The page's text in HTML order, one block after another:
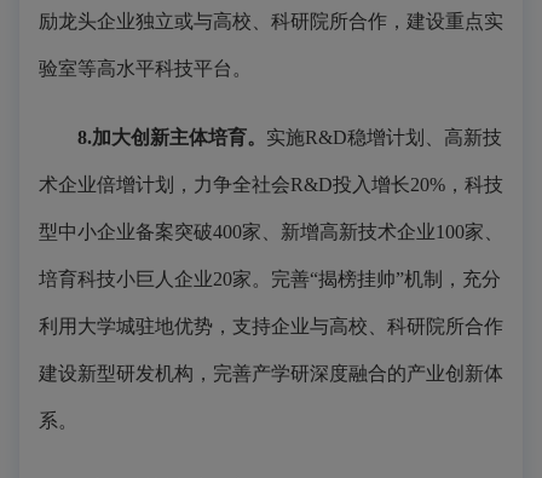
励龙头企业独立或与高校、科研院所合作，建设重点实
验室等高水平科技平台。
8.加大创新主体培育。 实施R&D稳增计划、高新技
术企业倍增计划，力争全社会R&D投入增长20%，科技
型中小企业备案突破400家、新增高新技术企业100家、
培育科技小巨人企业20家。完善“揭榜挂帅”机制，充分
利用大学城驻地优势，支持企业与高校、科研院所合作
建设新型研发机构，完善产学研深度融合的产业创新体
系。